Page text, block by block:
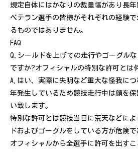
規定自体にはかなりの裁量幅があり長
ベテラン選手の皆様がそれぞれの経験
るものではありません。
FAQ
Q.シールドを上げての走行やゴーグル
ですか?オフィシャルの特別な許可とは
A.はい、実際に失明など重大な怪我に
年発生しているため競技走行中は顔を
い致します。
特別な許可とは競技当日に荒天などに
ドおよびゴーグルをしている方が危険
オフィシャルから全選手に許可を出す